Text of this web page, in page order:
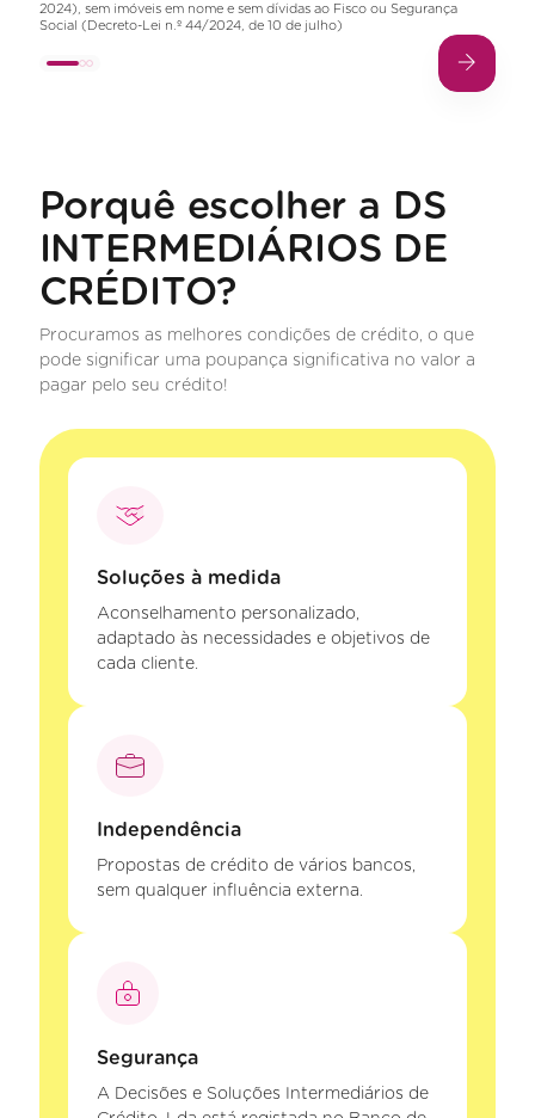
2024), sem imóveis em nome e sem dívidas ao Fisco ou Segurança
Social (Decreto-Lei n.º 44/2024, de 10 de julho)
Porquê escolher a DS
INTERMEDIÁRIOS DE
CRÉDITO?
Procuramos as melhores condições de crédito, o que
pode significar uma poupança significativa no valor a
pagar pelo seu crédito!
Soluções à medida
Aconselhamento personalizado,
adaptado às necessidades e objetivos de
cada cliente.
Independência
Propostas de crédito de vários bancos,
sem qualquer influência externa.
Segurança
A Decisões e Soluções Intermediários de